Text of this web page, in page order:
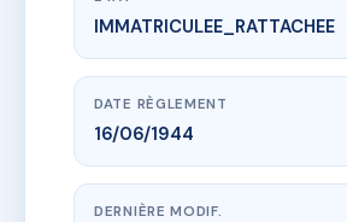
www.vme.plus/
Lotissement
imp des jonquilles, 74170 Saint-
IMMATRICULEE_RATTACHEE
DATE RÈGLEMENT
16/06/1944
DERNIÈRE MODIF.